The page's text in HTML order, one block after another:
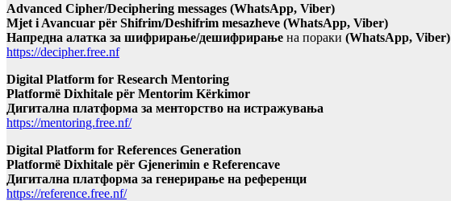
Advanced Cipher/Deciphering messages (WhatsApp, Viber)
Mjet i Avancuar për Shifrim/Deshifrim mesazheve (WhatsApp, Viber)
Напредна алатка за шифрирање/дешифрирање на пораки (WhatsApp, Viber)
https://decipher.free.nf
Digital Platform for Research Mentoring
Platformë Dixhitale për Mentorim Kërkimor
Дигитална платформа за менторство на истражувања
https://mentoring.free.nf/
Digital Platform for References Generation
Platformë Dixhitale për Gjenerimin e Referencave
Дигитална платформа за генерирање на референци
https://reference.free.nf/